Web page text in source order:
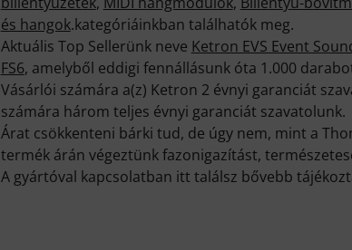
és hangok.kategóriáinkban találhatók meg.
Aktuális Top Sellerünk neve Ketron EVS Event
FS6, amelyből eddigi fennállásunk óta 1.000
Vásárlói számára a(z) Ketron 2 évnyi garanciát
számára három teljes évnyi garanciát szavatolunk.
Árat csökkenteni bárki tud, de úgy nem, mint a
termék árán végeztünk fazonigazítást,
A gyártóval kapcsolatban itt találsz bővebb